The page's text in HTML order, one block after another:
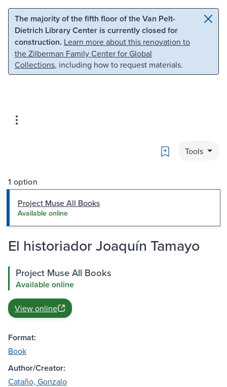
Skip to main content Skip to search
The majority of the fifth floor of the Van Pelt-
Dietrich Library Center is currently closed for
construction. Learn more about this renovation to
the Zilberman Family Center for Global
Collections, including how to request materials.
Bookmark
Tools
1 option
Project Muse All Books
Available online
El historiador Joaquín Tamayo
Project Muse All Books
Available online
View online
Format:
Book
Author/Creator:
Cataño, Gonzalo